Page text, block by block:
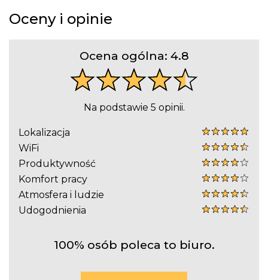
Oceny i opinie
Ocena ogólna: 4.8
Na podstawie 5 opinii.
Lokalizacja
WiFi
Produktywność
Komfort pracy
Atmosfera i ludzie
Udogodnienia
100% osób poleca to biuro.